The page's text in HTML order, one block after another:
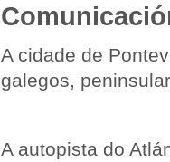
A cidade de
galegos,
A autopista do